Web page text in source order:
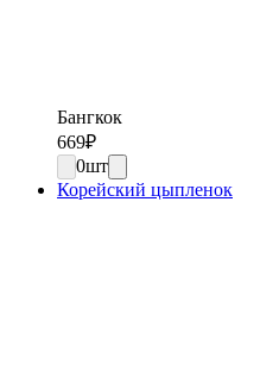
Бангкок
669₽
0шт
Корейский цыпленок